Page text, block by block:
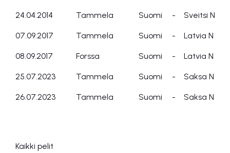
24.04.2014 Tammela Suomi - Sveitsi N
07.09.2017 Tammela Suomi - Latvia N
08.09.2017 Forssa Suomi - Latvia N
25.07.2023 Tammela Suomi - Saksa N
26.07.2023 Tammela Suomi - Saksa N
Kaikki pelit